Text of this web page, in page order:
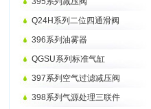
Q24H系列二位四通滑阀
396系列油雾器
QGSU系列标准气缸
397系列空气过滤减压阀
398系列气源处理三联件